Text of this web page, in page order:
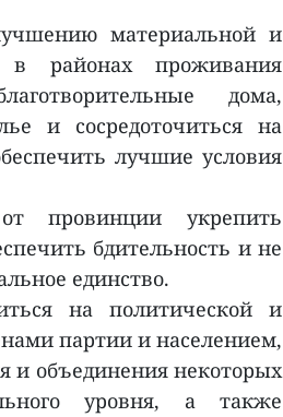
материальной и
в районах проживания
дома,
и сосредоточиться на
лучшие условия
провинции укрепить
бдительность и не
единство.
на политической и
партии и населением,
и объединения некоторых
уровня, а также